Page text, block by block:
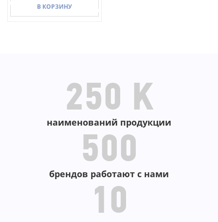
В КОРЗИНУ
250 K
наименований продукции
500
брендов работают с нами
10